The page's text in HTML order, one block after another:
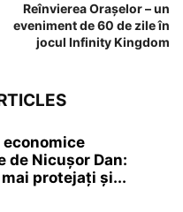
Reînvierea Orașelor – un
eveniment de 60 de zile în
jocul Infinity Kingdom
de Nicușor Dan:
protejați și...